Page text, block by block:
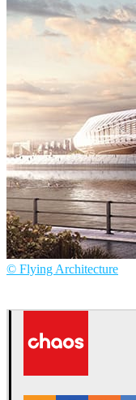
© Flying Architecture